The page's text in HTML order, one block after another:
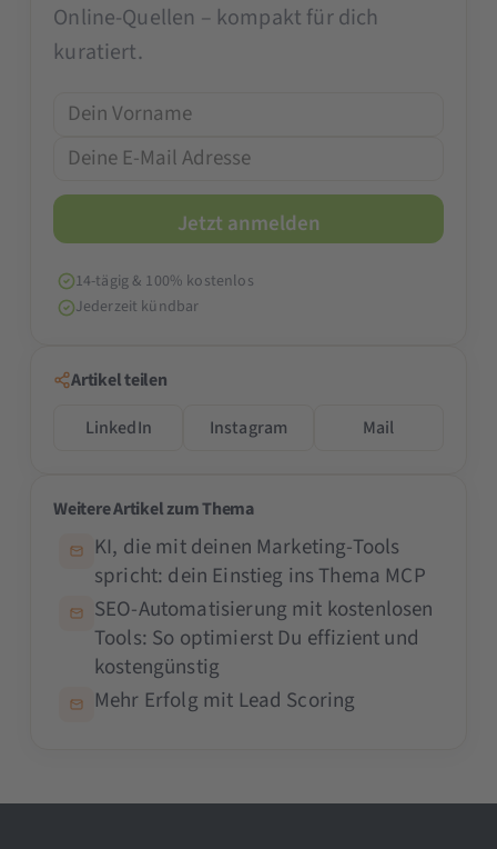
Online-Quellen – kompakt für dich
kuratiert.
14-tägig & 100% kostenlos
Jederzeit kündbar
Artikel teilen
LinkedIn
Instagram Mail
Weitere Artikel zum Thema
KI, die mit deinen Marketing-Tools
spricht: dein Einstieg ins Thema MCP
SEO-Automatisierung mit kostenlosen
Tools: So optimierst Du effizient und
kostengünstig
Mehr Erfolg mit Lead Scoring